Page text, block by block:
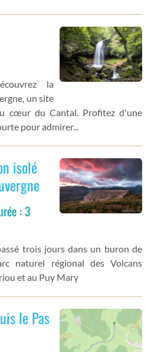
la
un site
cœur du Cantal. Profitez d'une
pour admirer...
isolé
: 3
trois jours dans un buron de
naturel régional des Volcans
et au Puy Mary
le Pas